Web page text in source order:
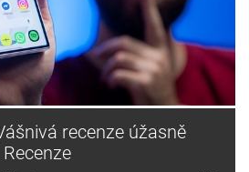
recenze úžasně